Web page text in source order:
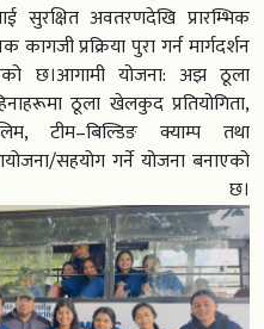
सुरक्षित अवतरणदेखि प्रारम्भिक
प्रक्रिया पुरा गर्न मार्गदर्शन
छ।आगामी योजना: अझ ठूला
ठूला खेलकुद प्रतियोगिता,
टीम–बिल्डिङ क्याम्प तथा
सहयोग गर्ने योजना बनाएको
छ।